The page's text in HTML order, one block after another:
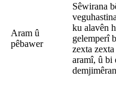
Aram û
pêbawer
Sêwirana
ku alavên
gelemperî
zexta
aramî, û bi